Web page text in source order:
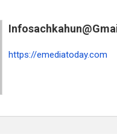
https://emediatoday.com